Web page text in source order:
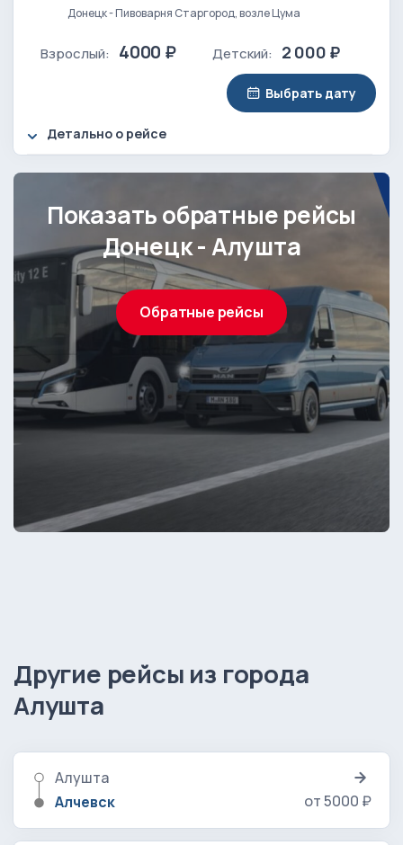
Донецк - Пивоварня Старгород, возле Цума
Взрослый: 4000 ₽ Детский: 2 000 ₽
Выбрать дату
Детально о рейсе
Показать обратные рейсы
Донецк - Алушта
Обратные рейсы
Другие рейсы из города
Алушта
Алушта
Алчевск
от 5000 ₽